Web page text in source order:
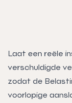
Laat een reële
verschuldigde
zodat de
voorlopige